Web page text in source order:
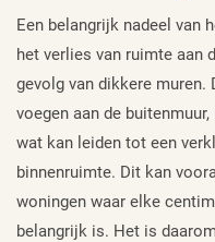
Een belangrijk nadeel van
het verlies van ruimte aan
gevolg van dikkere
voegen aan de
wat kan leiden tot een
binnenruimte. Dit kan
woningen waar elke
belangrijk is. Het is